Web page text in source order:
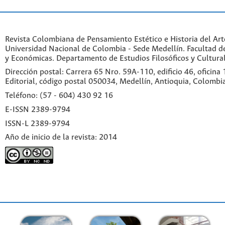
Revista Colombiana de Pensamiento Estético e Historia del
Universidad Nacional de Colombia - Sede Medellín. Facultad
y Económicas. Departamento de Estudios Filosóficos y
Dirección postal: Carrera 65 Nro. 59A-110, edificio 46, oficina
Editorial, código postal 050034, Medellín, Antioquia,
Teléfono: (57 - 604) 430 92 16
E-ISSN 2389-9794
ISSN-L 2389-9794
Año de inicio de la revista: 2014